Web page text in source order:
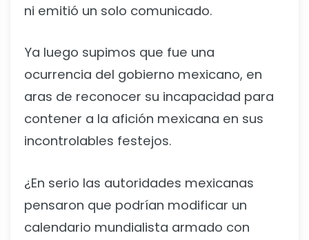
ni emitió un solo comunicado.
Ya luego supimos que fue una
ocurrencia del gobierno mexicano, en
aras de reconocer su incapacidad para
contener a la afición mexicana en sus
incontrolables festejos.
¿En serio las autoridades mexicanas
pensaron que podrían modificar un
calendario mundialista armado con